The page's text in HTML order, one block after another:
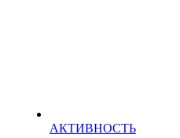
АКТИВНОСТЬ